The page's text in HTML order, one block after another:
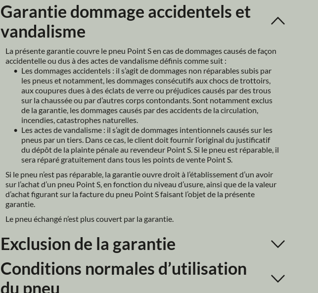
Garantie dommage accidentels et
vandalisme
La présente garantie couvre le pneu Point S en cas de dommages causés de façon
accidentelle ou dus à des actes de vandalisme définis comme suit :
Les dommages accidentels : il s’agit de dommages non réparables subis par
les pneus et notamment, les dommages consécutifs aux chocs de trottoirs,
aux coupures dues à des éclats de verre ou préjudices causés par des trous
sur la chaussée ou par d’autres corps contondants. Sont notamment exclus
de la garantie, les dommages causés par des accidents de la circulation,
incendies, catastrophes naturelles.
Les actes de vandalisme : il s’agit de dommages intentionnels causés sur les
pneus par un tiers. Dans ce cas, le client doit fournir l’original du justificatif
du dépôt de la plainte pénale au revendeur Point S. Si le pneu est réparable, il
sera réparé gratuitement dans tous les points de vente Point S.
Si le pneu n’est pas réparable, la garantie ouvre droit à l’établissement d’un avoir
sur l’achat d’un pneu Point S, en fonction du niveau d’usure, ainsi que de la valeur
d’achat figurant sur la facture du pneu Point S faisant l’objet de la présente
garantie.
Le pneu échangé n’est plus couvert par la garantie.
Exclusion de la garantie
La présente garantie ne s’applique pas en cas de dommages consécutifs à un
mauvais entretien du pneu.
Le kilométrage n’est pas gar
Conditions normales d’utilisation
du pneu